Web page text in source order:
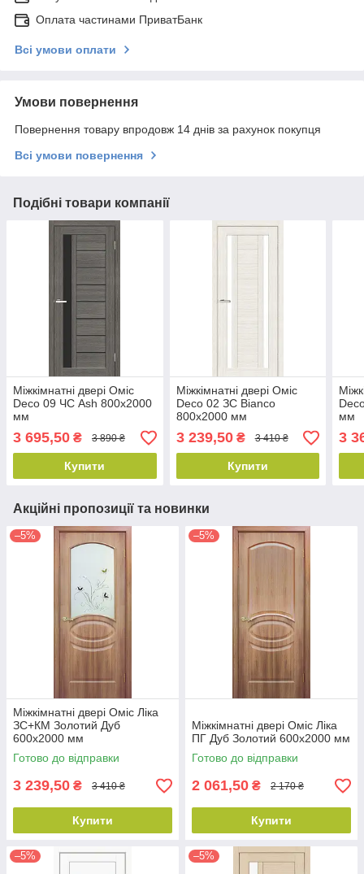
Оплата частинами ПриватБанк
Всі умови оплати
Умови повернення
Повернення товару впродовж 14 днів за рахунок покупця
Всі умови повернення
Подібні товари компанії
Міжкімнатні двері Оміс
Deco 09 ЧС Ash 800х2000
мм
3 695,50 ₴ 3 890 ₴
Купити
Міжкімнатні двері Оміс
Deco 02 ЗС Bianco
800х2000 мм
3 239,50₴ 3 410 ₴
Купити
мм
3
Акційні пропозиції та новинки
–5%
Міжкімнатні двері Оміс Ліка
ЗС+КМ Золотий Дуб
600х2000 мм
Готово до відправки
3 239,50 ₴ 3 410 ₴
Купити
–5%
Міжкімнатні двері Оміс Ліка
ПГ Дуб Золотий 600х2000 мм
Готово до відправки
2 061,50 ₴ 2 170 ₴
Купити
–5% –5%